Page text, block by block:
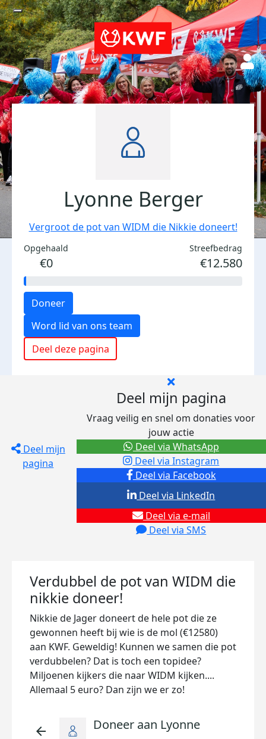
Lyonne Berger
Vergroot de pot van WIDM die Nikkie doneert!
Opgehaald
€0
Streefbedrag
€12.580
Doneer
Word lid van ons team
Deel deze pagina
Deel mijn
pagina
Deel mijn pagina
Vraag veilig en snel om donaties voor
jouw actie
Deel via Facebook
Deel via Instagram
Deel via e-mail
Deel via SMS
Deel via LinkedIn
Deel via WhatsApp
Verdubbel de pot van WIDM die
nikkie doneer!
Nikkie de Jager doneert de hele pot die ze
gewonnen heeft bij wie is de mol (€12580)
aan KWF. Geweldig! Kunnen we samen die pot
verdubbelen? Dat is toch een topidee?
Miljoenen kijkers die naar WIDM kijken....
Allemaal 5 euro? Dan zijn we er zo!
arrow_back Doneer aan Lyonne